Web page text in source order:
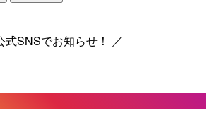
式SNSでお知らせ！ ／